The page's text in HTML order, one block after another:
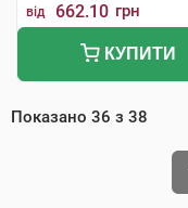
від 662.10 грн
КУПИТИ
Показано 36 з 38